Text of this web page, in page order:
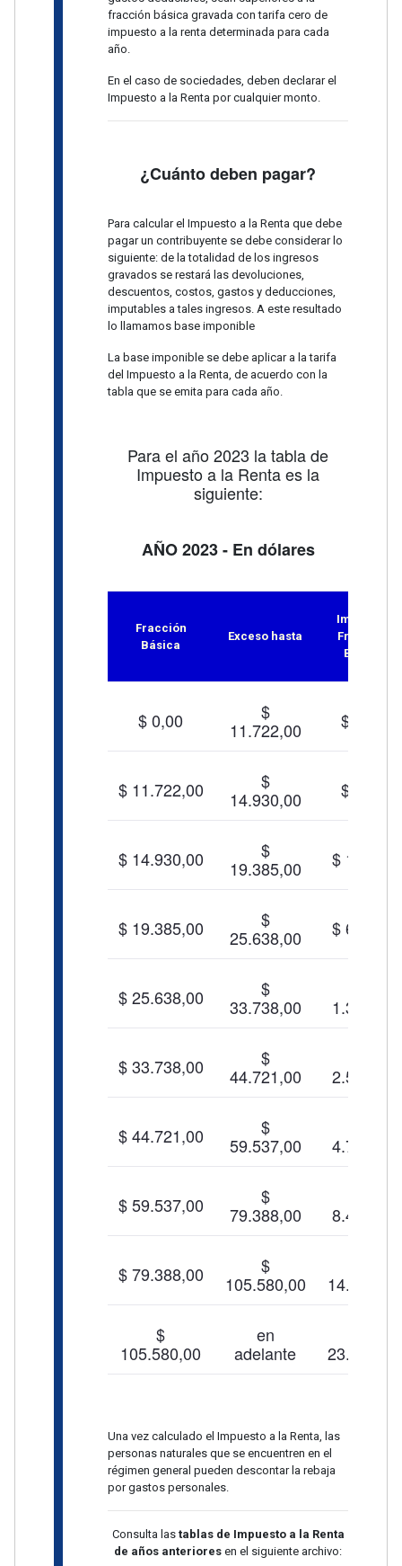
fracción básica gravada con tarifa cero de
impuesto a la renta determinada para cada
año.
En el caso de sociedades, deben declarar el
Impuesto a la Renta por cualquier monto.
¿Cuánto deben pagar?
Para calcular el Impuesto a la Renta que debe
pagar un contribuyente se debe considerar lo
siguiente: de la totalidad de los ingresos
gravados se restará las devoluciones,
descuentos, costos, gastos y deducciones,
imputables a tales ingresos. A este resultado
lo llamamos base imponible
La base imponible se debe aplicar a la tarifa
del Impuesto a la Renta, de acuerdo con la
tabla que se emita para cada año.
Para el año 2023 la tabla de
Impuesto a la Renta es la
siguiente:
AÑO 2023 - En dólares
Fracción
Básica
Exceso hasta
Impuesto
Fracción
Básica
$ 0,00
$
11.722,00
$ 0,00
$ 11.722,00
$
14.930,00
$ 0,00
$ 14.930,00
$
19.385,00
$ 160,00
$ 19.385,00
$
25.638,00
$ 606,00
$ 25.638,00
$
33.738,00
1.356,00
$ 33.738,00
$
44.721,00
2.571,00
$ 44.721,00
$
59.537,00
4.768,00
$ 59.537,00
$
79.388,00
8.472,00
$ 79.388,00
$
105.580,00
14.427,00
$
105.580,00
en
adelante
23.594,00
Una vez calculado el Impuesto a la Renta, las
personas naturales que se encuentren en el
régimen general pueden descontar la rebaja
por gastos personales.
Consulta las tablas de Impuesto a la Renta
de años anteriores en el siguiente archivo: